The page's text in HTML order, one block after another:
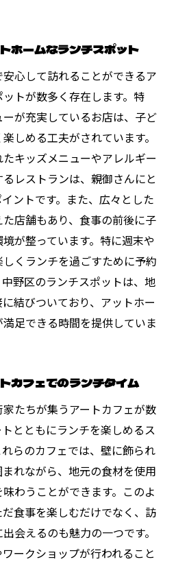
ホームなランチスポット
心して訪れることができるア
トが数多く存在します。特
が充実しているお店は、子ど
しめる工夫がされています。
キッズメニューやアレルギー
レストランは、親御さんにと
ントです。また、広々とした
店舗もあり、食事の前後に子
が整っています。特に週末や
くランチを過ごすために予約
野区のランチスポットは、地
結びついており、アットホー
足できる時間を提供していま
カフェでのランチタイム
たちが集うアートカフェが数
とともにランチを楽しめるス
らのカフェでは、壁に飾られ
れながら、地元の食材を使用
わうことができます。このよ
食事を楽しむだけでなく、訪
会えるのも魅力の一つです。
ークショップが行われること